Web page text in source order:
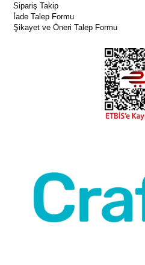
Sipariş Takip
İade Talep Formu
Şikayet ve Öneri Talep Formu